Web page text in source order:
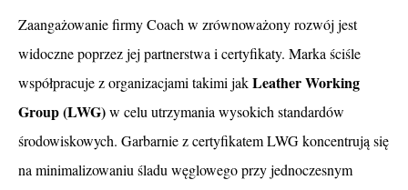
Zaangażowanie firmy Coach w zrównoważony rozwój jest
widoczne poprzez jej partnerstwa i certyfikaty. Marka ściśle
współpracuje z organizacjami takimi jakLeather Working
Group (LWG)w celu utrzymania wysokich standardów
środowiskowych. Garbarnie z certyfikatem LWG koncentrują się
na minimalizowaniu śladu węglowego przy jednoczesnym